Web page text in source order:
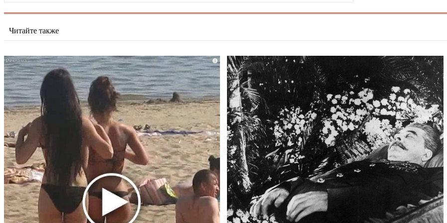
Читайте также
i